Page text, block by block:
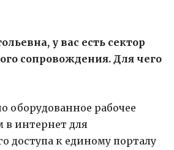
у вас есть сектор
сопровождения. Для чего
оборудованное рабочее
в интернет для
доступа к единому порталу